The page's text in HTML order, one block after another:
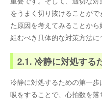
をうまく切り抜けることが
た原因を考えてみることか
組むべき具体的な対策方法に
2.1. 冷静に対処する
冷静に対処するための第一
吸をすることで、心拍数を